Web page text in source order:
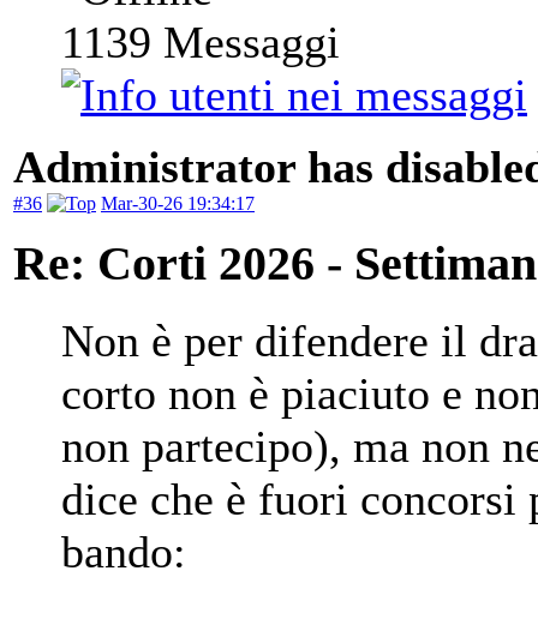
1139 Messaggi
Administrator has
#36 Mar-30-26 19:34:17
Re: Corti 2026 -
Non è per difendere il
corto non è piaciuto e
non partecipo), ma non
dice che è fuori
bando: